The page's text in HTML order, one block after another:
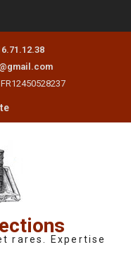
rares. Expertise